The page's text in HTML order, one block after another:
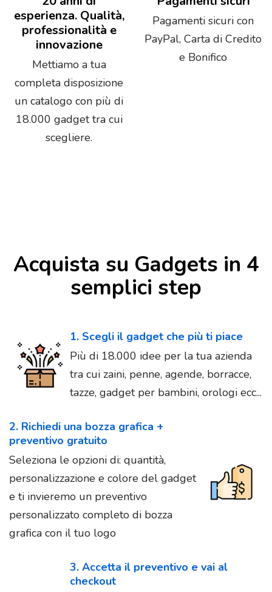
esperienza. Qualità,
professionalità e
innovazione
Mettiamo a tua
completa disposizione
un catalogo con più di
18.000 gadget tra cui
scegliere.
Pagamenti sicuri con
PayPal, Carta di Credito
e Bonifico
Acquista su Gadgets in 4
semplici step
1. Scegli il gadget che più ti piace
Più di 18.000 idee per la tua azienda
tra cui zaini, penne, agende, borracce,
tazze, gadget per bambini, orologi ecc...
2. Richiedi una bozza grafica +
preventivo gratuito
Seleziona le opzioni di: quantità,
personalizzazione e colore del gadget
e ti invieremo un preventivo
personalizzato completo di bozza
grafica con il tuo logo
3. Accetta il preventivo e vai al
checkout